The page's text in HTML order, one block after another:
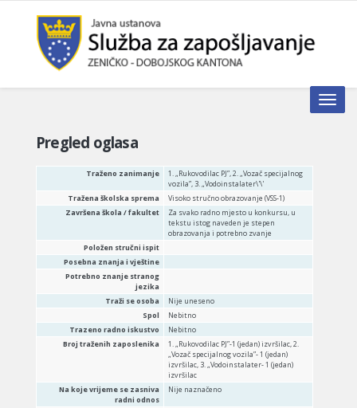
Toggle
Pregled oglasa
Traženo zanimanje
1. „Rukovodilac PJ”, 2. „Vozač specijalnog
vozila”, 3. „Vodoinstalater\'\'
Tražena školska sprema
Visoko stručno obrazovanje (VSS-1)
Završena škola / fakultet
Za svako radno mjesto u konkursu, u
tekstu istog naveden je stepen
obrazovanja i potrebno zvanje
Položen stručni ispit
Posebna znanja i vještine
Potrebno znanje stranog
jezika
Traži se osoba
Nije uneseno
Spol
Nebitno
Trazeno radno iskustvo
Nebitno
Broj traženih zaposlenika
1. „Rukovodilac PJ”-1 (jedan) izvršilac, 2.
„Vozač specijalnog vozila”- 1 (jedan)
izvršilac, 3. „Vodoinstalater- 1 (jedan)
izvršilac
Na koje vrijeme se zasniva
radni odnos
Nije naznačeno